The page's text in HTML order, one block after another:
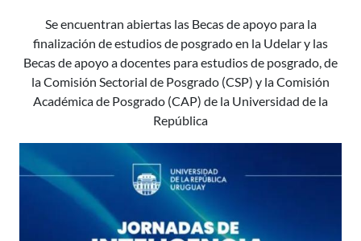
Se encuentran abiertas las Becas de apoyo para la
finalización de estudios de posgrado en la Udelar y las
Becas de apoyo a docentes para estudios de posgrado, de
la Comisión Sectorial de Posgrado (CSP) y la Comisión
Académica de Posgrado (CAP) de la Universidad de la
República